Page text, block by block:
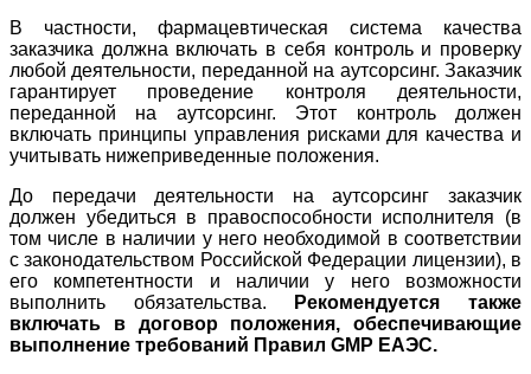
В частности, фармацевтическая система качества
заказчика должна включать в себя контроль и проверку
любой деятельности, переданной на аутсорсинг. Заказчик
гарантирует проведение контроля деятельности,
переданной на аутсорсинг. Этот контроль должен
включать принципы управления рисками для качества и
учитывать нижеприведенные положения.
До передачи деятельности на аутсорсинг заказчик
должен убедиться в правоспособности исполнителя (в
том числе в наличии у него необходимой в соответствии
с законодательством Российской Федерации лицензии), в
его компетентности и наличии у него возможности
выполнить обязательства.
Рекомендуется также
включать в договор положения, обеспечивающие
выполнение требований Правил GMP ЕАЭС.